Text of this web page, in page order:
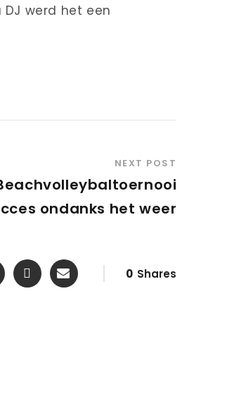
werd het een
NEXT POST
ondanks het weer
0 Shares